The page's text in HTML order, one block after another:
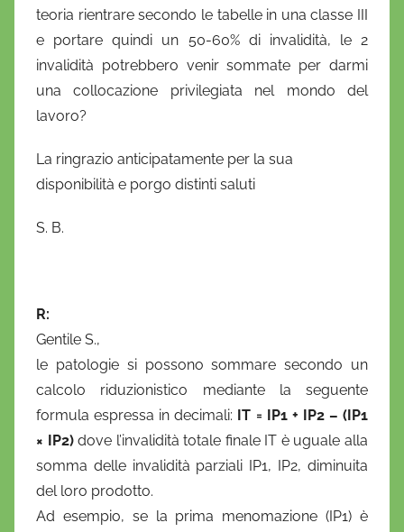
'
O
teoria rientrare secondo le tabelle in una classe III
e portare quindi un 50-60% di invalidità, le 2
invalidità potrebbero venir sommate per darmi
una collocazione privilegiata nel mondo del
lavoro?
La ringrazio anticipatamente per la sua
disponibilità e porgo distinti saluti
S. B.
R:
Gentile S.,
le patologie si possono sommare secondo un
calcolo riduzionistico mediante la seguente
formula espressa in decimali: IT = IP1 + IP2 – (IP1
×
IP2)dove l’invalidità totale finale IT è uguale alla
somma delle invalidità parziali IP1, IP2, diminuita
del loro prodotto.
Ad esempio, se la prima menomazione (IP1) è